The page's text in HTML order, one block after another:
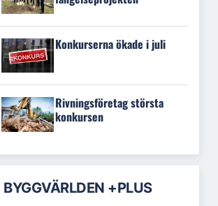
Konkurserna ökade i juli
Rivningsföretag största
konkursen
BYGGVÄRLDEN +PLUS